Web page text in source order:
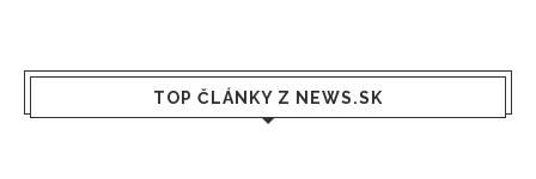
TOP ČLÁNKY Z NEWS.SK